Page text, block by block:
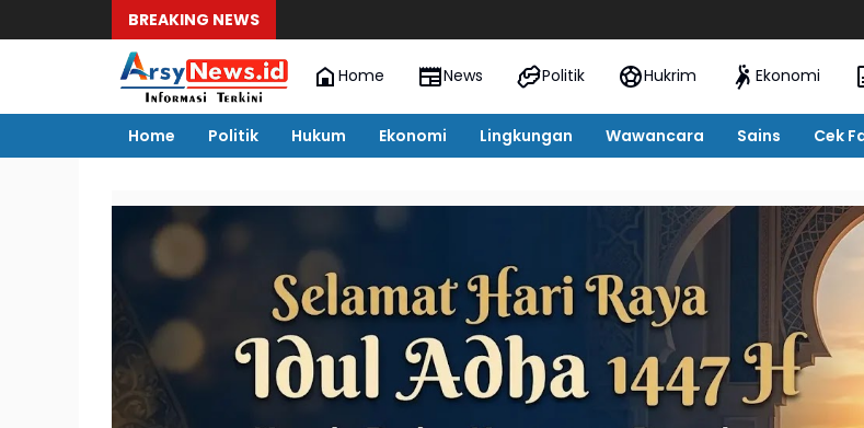
BREAKING NEWS
Home News Politik Hukrim Ekonomi
Home Politik Hukum Ekonomi Lingkungan Wawancara Sains Cek